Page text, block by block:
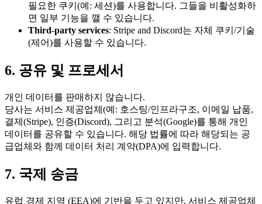
필요한 쿠키(예: 세션)를 사용합니다. 그들을 비활성화하
면 일부 기능을 깰 수 있습니다.
Third-party services: Stripe and Discord는 자체 쿠키/기술
(제어)를 사용할 수 있습니다.
6. 공유 및 프로세서
개인 데이터를 판매하지 않습니다.
당사는 서비스 제공업체(예: 호스팅/인프라구조, 이메일 납품,
결제(Stripe), 인증(Discord), 그리고 분석(Google)를 통해 개인
데이터를 공유할 수 있습니다. 해당 법률에 따라 해당되는 공
급업체와 함께 데이터 처리 계약(DPA)에 입력합니다.
7. 국제 송금
유럽 경제 지역 (EEA)에 기반을 두고 있지만, 서비스 제공업체